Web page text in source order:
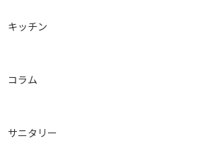
キッチン
コラム
サニタリー